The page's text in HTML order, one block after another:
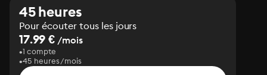
45 heures
Pour écouter tous les jours
17.99 € /mois
1 compte
45 heures/mois